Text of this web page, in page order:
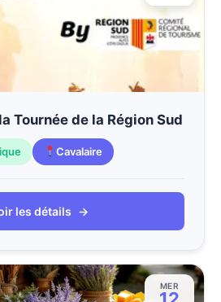
Tournée de la Région Sud
Cavalaire
les détails →
MER